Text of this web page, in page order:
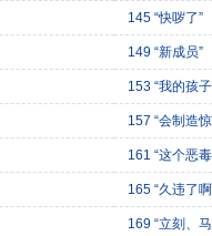
145 “快哕了”
149 “新成员”
153 “我的孩
157 “会制造
161 “这个恶
165 “久违了啊
169 “立刻、